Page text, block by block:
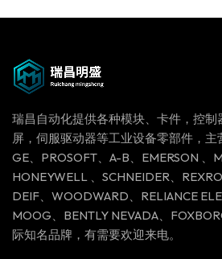
瑞昌自动化提供各种模块、卡件，控制
屏，伺服驱动器等工业设备零部件，主
GE、PROSOFT、A-B、EMERSON 、
HONEYWELL 、SCHNEIDER、
DEIF、WOODWARD、RELIANCE
MOOG、BENTLY NEVADA、
际知名品牌，有需要欢迎来电。